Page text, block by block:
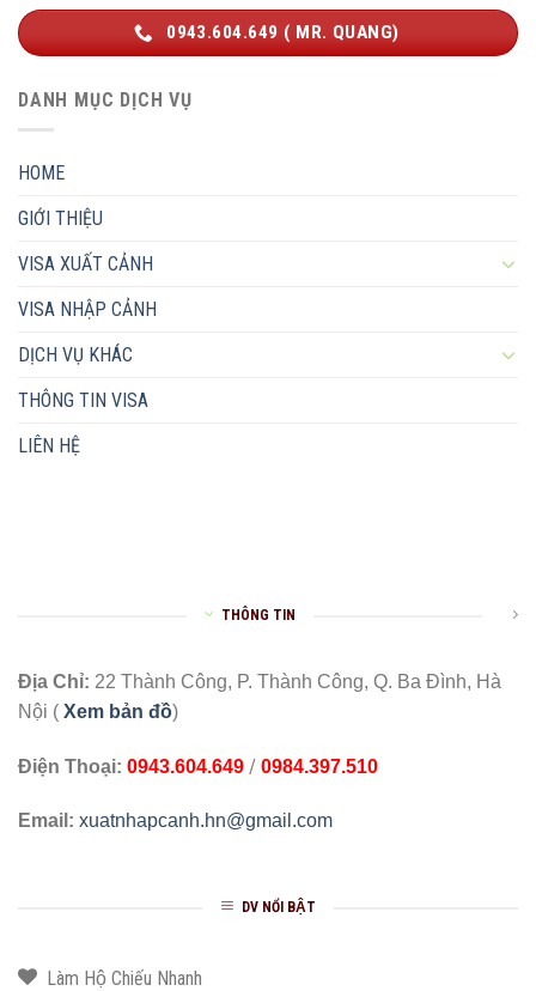
0943.604.649 ( MR. QUANG)
DANH MỤC DỊCH VỤ
HOME
GIỚI THIỆU
VISA XUẤT CẢNH
VISA NHẬP CẢNH
DỊCH VỤ KHÁC
THÔNG TIN VISA
LIÊN HỆ
THÔNG TIN
Địa Chỉ: 22 Thành Công, P. Thành Công, Q. Ba Đình, Hà
Nội ( Xem bản đồ)
Điện Thoại: 0943.604.649 / 0984.397.510
Email: xuatnhapcanh.hn@gmail.com
DV NỔI BẬT
Làm Hộ Chiếu Nhanh